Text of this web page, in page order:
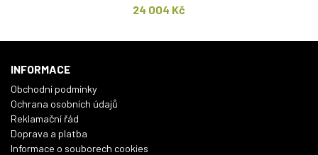
24 004 Kč
INFORMACE
Obchodní podmínky
Ochrana osobních údajů
Reklamační řád
Doprava a platba
Informace o souborech cookies